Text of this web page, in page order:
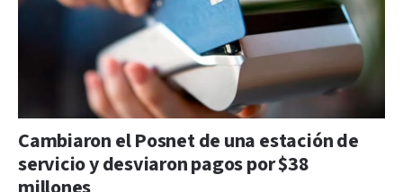
Cambiaron el Posnet de una estación de
servicio y desviaron pagos por $38